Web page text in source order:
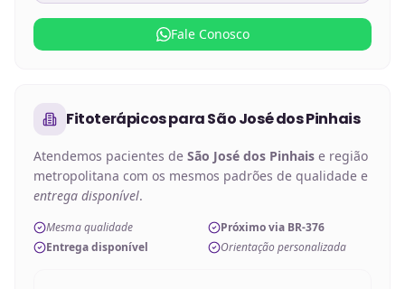
Fale Conosco
FitoterápicosparaSão José dos Pinhais
Atendemos pacientes de São José dos Pinhais e região
metropolitana com os mesmos padrões de qualidade e
entrega disponível.
Mesma qualidade
Próximo via BR-376
Entrega disponível
Orientação personalizada